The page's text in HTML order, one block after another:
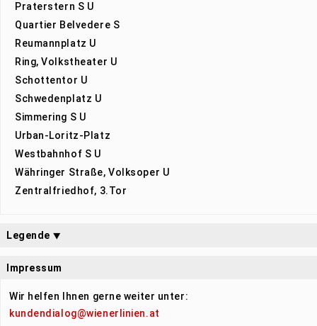
Praterstern S U
Quartier Belvedere S
Reumannplatz U
Ring, Volkstheater U
Schottentor U
Schwedenplatz U
Simmering S U
Urban-Loritz-Platz
Westbahnhof S U
Währinger Straße, Volksoper U
Zentralfriedhof, 3.Tor
Legende ⯆
Impressum
Wir helfen Ihnen gerne weiter unter:
kundendialog@wienerlinien.at